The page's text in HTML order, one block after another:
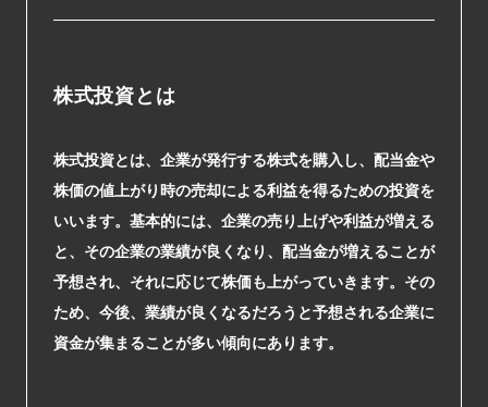
株式投資とは
株式投資とは、企業が発行する株式を購入し、配当金や
株価の値上がり時の売却による利益を得るための投資を
いいます。基本的には、企業の売り上げや利益が増える
と、その企業の業績が良くなり、配当金が増えることが
予想され、それに応じて株価も上がっていきます。その
ため、今後、業績が良くなるだろうと予想される企業に
資金が集まることが多い傾向にあります。